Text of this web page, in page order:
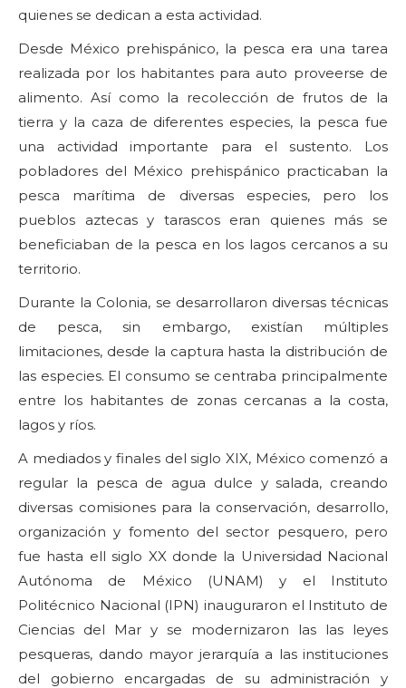
quienes se dedican a esta actividad.
Desde México prehispánico, la pesca era una tarea
realizada por los habitantes para auto proveerse de
alimento. Así como la recolección de frutos de la
tierra y la caza de diferentes especies, la pesca fue
una actividad importante para el sustento. Los
pobladores del México prehispánico practicaban la
pesca marítima de diversas especies, pero los
pueblos aztecas y tarascos eran quienes más se
beneficiaban de la pesca en los lagos cercanos a su
territorio.
Durante la Colonia, se desarrollaron diversas técnicas
de pesca, sin embargo, existían múltiples
limitaciones, desde la captura hasta la distribución de
las especies. El consumo se centraba principalmente
entre los habitantes de zonas cercanas a la costa,
lagos y ríos.
A mediados y finales del siglo XIX, México comenzó a
regular la pesca de agua dulce y salada, creando
diversas comisiones para la conservación, desarrollo,
organización y fomento del sector pesquero, pero
fue hasta ell siglo XX donde la Universidad Nacional
Autónoma de México (UNAM) y el Instituto
Politécnico Nacional (IPN) inauguraron el Instituto de
Ciencias del Mar y se modernizaron las las leyes
pesqueras, dando mayor jerarquía a las instituciones
del gobierno encargadas de su administración y